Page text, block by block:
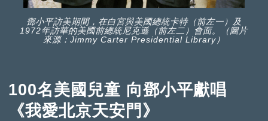
鄧小平訪美期間，在白宮與美國總統卡特（前左一）及
1972年訪華的美國前總統尼克遜（前左二）會面。（圖片
來源：Jimmy Carter Presidential Library）
100名美國兒童 向鄧小平獻唱
《我愛北京天安門》